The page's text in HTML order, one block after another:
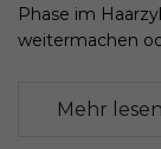
Phase im
weitermachen
Mehr lesen